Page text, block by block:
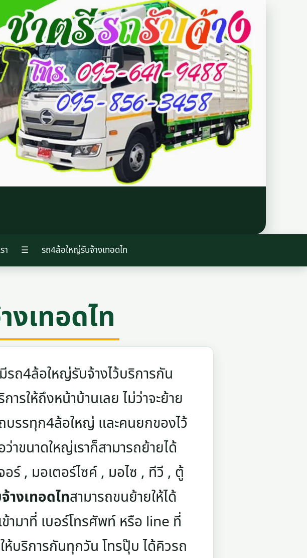
า ☰ รถ4ล้อใหญ่รับจ้างเทอดไท
เทอดไท
ถ4ล้อใหญ่รับจ้างไว้บริการกัน
ารให้ถึงหน้าบ้านเลย ไม่ว่าจะย้าย
รรทุก4ล้อใหญ่ และคนยกของไว้
าขนาดใหญ่เราก็สามารถย้ายได้
ร์ , มอเตอร์ไซค์ , มอไซ , ทีวี , ตู้
งเทอดไทสามารถขนย้ายให้ได้
ามาที่ เบอร์โทรศัพท์ หรือ line ที่
ห้บริการกันทุกวัน โทรปุ๊บ ได้คิวรถ